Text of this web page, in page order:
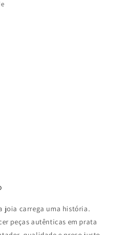
joia carrega uma história.
peças autênticas em prata